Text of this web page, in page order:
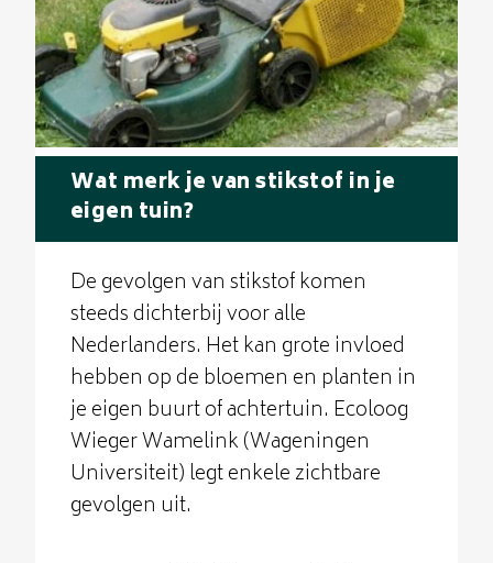
Wat merk je van stikstof in je
eigen tuin?
De gevolgen van stikstof komen
steeds dichterbij voor alle
Nederlanders. Het kan grote invloed
hebben op de bloemen en planten in
je eigen buurt of achtertuin. Ecoloog
Wieger Wamelink (Wageningen
Universiteit) legt enkele zichtbare
gevolgen uit.